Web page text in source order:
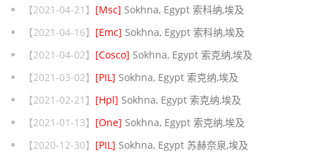
【2021-04-21】 [Msc] Sokhna, Egypt 索科纳,埃及
【2021-04-16】 [Emc] Sokhna, Egypt 索科纳,埃及
【2021-04-02】 [Cosco] Sokhna, Egypt 索克纳,埃及
【2021-03-02】 [PIL] Sokhna, Egypt 索克纳,埃及
【2021-02-21】 [Hpl] Sokhna, Egypt 索克纳,埃及
【2021-01-13】 [One] Sokhna, Egypt 索克纳,埃及
【2020-12-30】 [PIL] Sokhna, Egypt 苏赫奈泉,埃及